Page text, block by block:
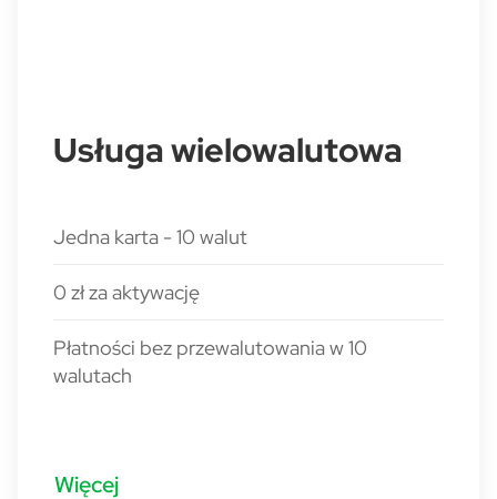
Usługa wielowalutowa
Jedna karta - 10 walut
0 zł za aktywację
Płatności bez przewalutowania w 10
walutach
Więcej